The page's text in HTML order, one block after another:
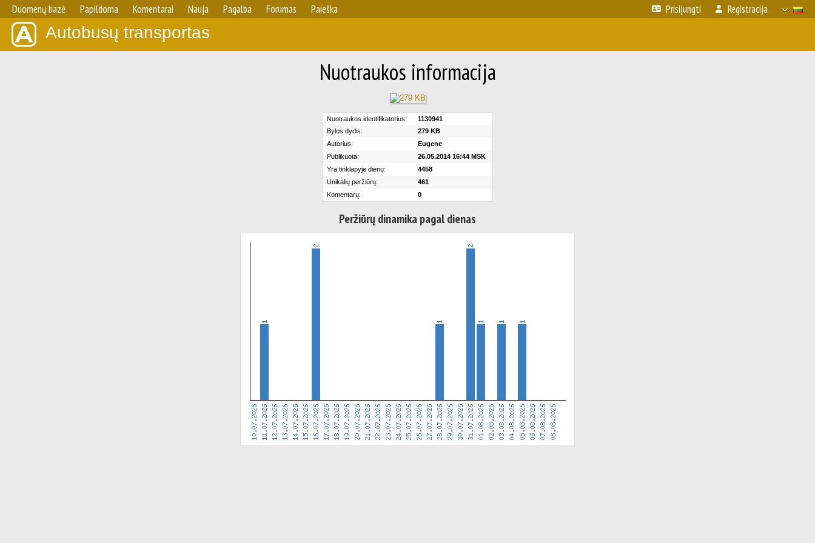
Duomenų bazė Papildoma Komentarai Nauja Pagalba Forumas Paieška Prisijungti Registracija
Autobusų transportas
Nuotraukos informacija
Nuotraukos identifikatorius:
1130941
Bylos dydis:
279 KB
Autorius:
Eugene
Publikuota:
26.05.2014 16:44 MSK
Yra tinklapyje dienų:
4458
Unikalių peržiūrų:
461
Komentarų:
0
Peržiūrų dinamika pagal dienas